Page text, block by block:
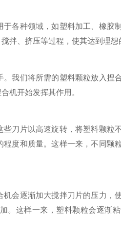
种领域，如塑料加工、橡胶
拌、挤压等过程，使其达到理想
们将所需的塑料颗粒放入捏
机开始发挥其作用。
片以高速旋转，将塑料颗粒
度和质量。这样一来，不同颗
逐渐加大搅拌刀片的压力，
。这样一来，塑料颗粒会逐渐